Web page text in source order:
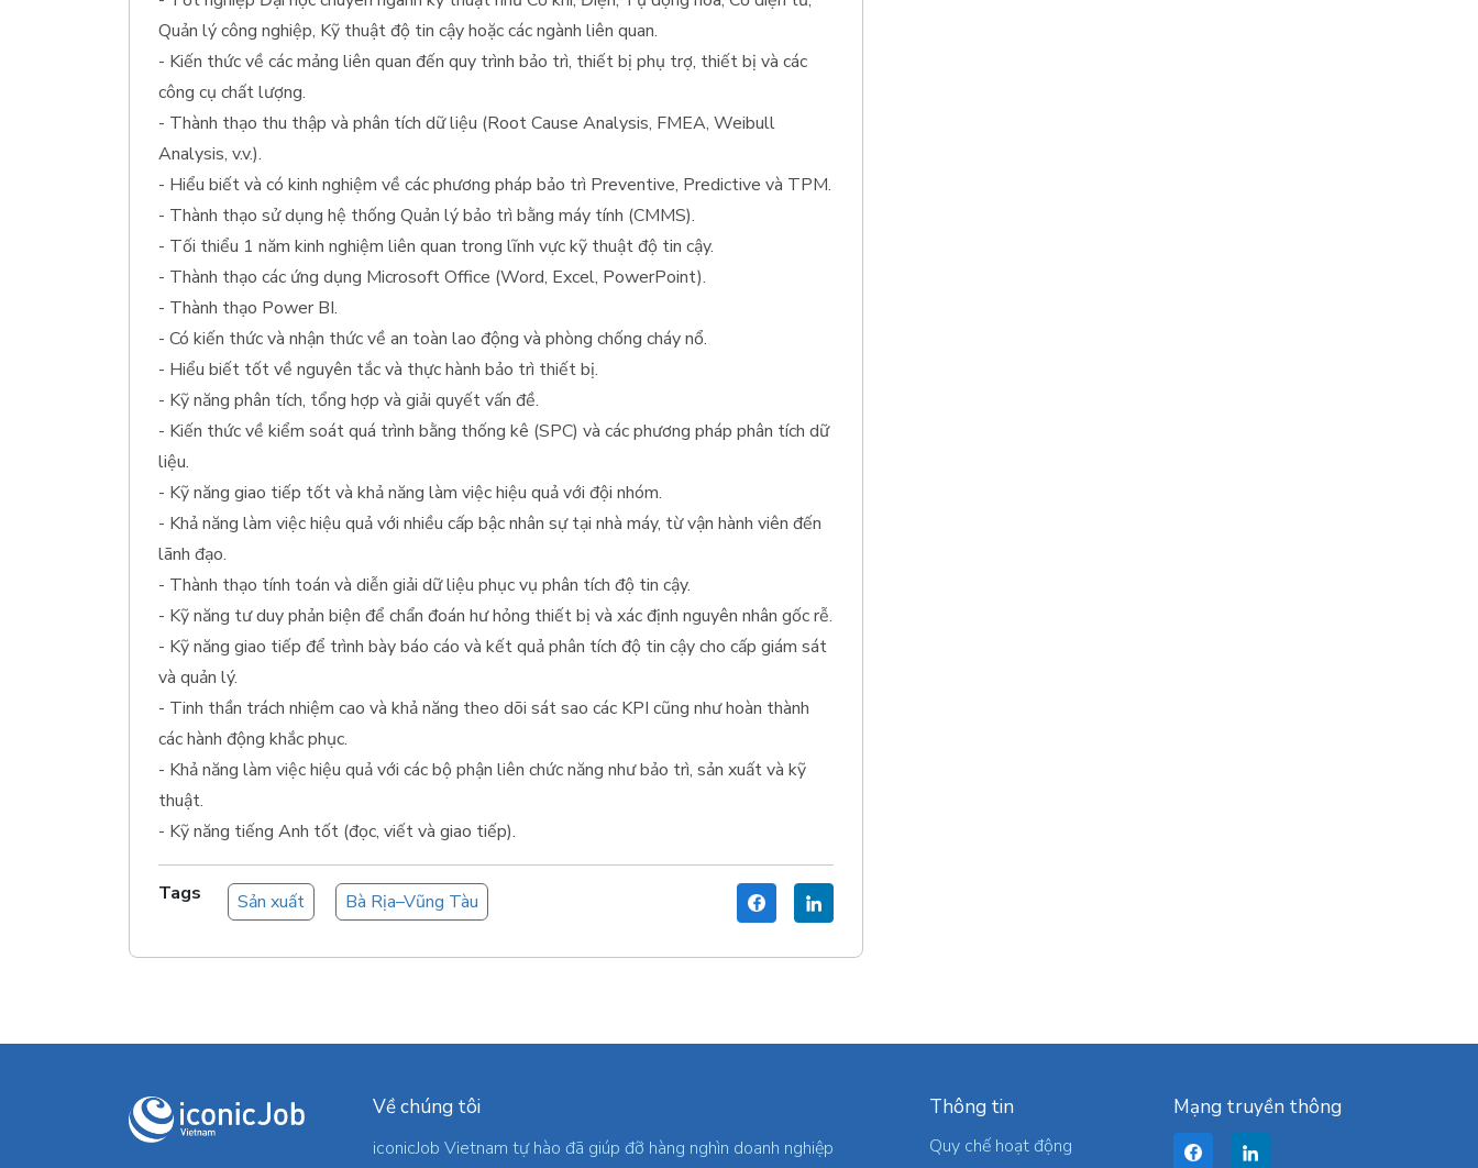
Quản lý công nghiệp, Kỹ thuật độ tin cậy hoặc các ngành liên quan.
- Kiến thức về các mảng liên quan đến quy trình bảo trì, thiết bị phụ trợ, thiết bị và các
công cụ chất lượng.
- Thành thạo thu thập và phân tích dữ liệu (Root Cause Analysis, FMEA, Weibull
Analysis, v.v.).
- Hiểu biết và có kinh nghiệm về các phương pháp bảo trì Preventive, Predictive và TPM.
- Thành thạo sử dụng hệ thống Quản lý bảo trì bằng máy tính (CMMS).
- Tối thiểu 1 năm kinh nghiệm liên quan trong lĩnh vực kỹ thuật độ tin cậy.
- Thành thạo các ứng dụng Microsoft Office (Word, Excel, PowerPoint).
- Thành thạo Power BI.
- Có kiến thức và nhận thức về an toàn lao động và phòng chống cháy nổ.
- Hiểu biết tốt về nguyên tắc và thực hành bảo trì thiết bị.
- Kỹ năng phân tích, tổng hợp và giải quyết vấn đề.
- Kiến thức về kiểm soát quá trình bằng thống kê (SPC) và các phương pháp phân tích dữ
liệu.
- Kỹ năng giao tiếp tốt và khả năng làm việc hiệu quả với đội nhóm.
- Khả năng làm việc hiệu quả với nhiều cấp bậc nhân sự tại nhà máy, từ vận hành viên đến
lãnh đạo.
- Thành thạo tính toán và diễn giải dữ liệu phục vụ phân tích độ tin cậy.
- Kỹ năng tư duy phản biện để chẩn đoán hư hỏng thiết bị và xác định nguyên nhân gốc rễ.
- Kỹ năng giao tiếp để trình bày báo cáo và kết quả phân tích độ tin cậy cho cấp giám sát
và quản lý.
- Tinh thần trách nhiệm cao và khả năng theo dõi sát sao các KPI cũng như hoàn thành
các hành động khắc phục.
- Khả năng làm việc hiệu quả với các bộ phận liên chức năng như bảo trì, sản xuất và kỹ
thuật.
- Kỹ năng tiếng Anh tốt (đọc, viết và giao tiếp).
Tags Sản xuất Bà Rịa–Vũng Tàu
Về chúng tôi
iconicJob Vietnam tự hào đã giúp đỡ hàng nghìn doanh nghiệp
Thông tin
Quy chế hoạt động
Mạng truyền thông